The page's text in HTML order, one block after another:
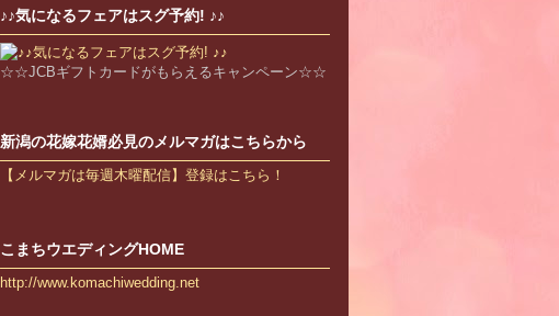
♪♪気になるフェアはスグ予約! ♪♪
☆☆JCBギフトカードがもらえるキャンペーン☆☆
新潟の花嫁花婿必見のメルマガはこちらから
【メルマガは毎週木曜配信】登録はこちら！
こまちウエディングHOME
http://www.komachiwedding.net